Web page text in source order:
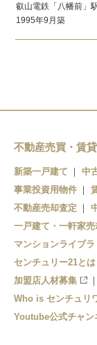
叡山電鉄 「八幡前」
1995年9月 築
不動産売買・賃
新築一戸建て 中
事業投資用物件
不動産売却査定
一戸建て・一軒家売
マンションライブラ
センチュリー21とは
加盟店人材募集
Who is センチュリ
Youtube公式チャン